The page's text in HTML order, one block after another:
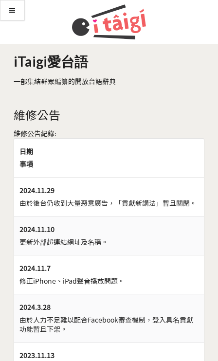
iTaigi愛台語
一部集結群眾編纂的開放台語辭典
維修公告
維修公告紀錄:
日期
事項
2024.11.29
由於後台仍收到大量惡意廣告，「貢獻新講法」暫且關閉。
2024.11.10
更新外部超連結網址及名稱。
2024.11.7
修正iPhone、iPad聲音播放問題。
2024.3.28
由於人力不足難以配合Facebook審查機制，登入具名貢獻
功能暫且下架。
2023.11.13